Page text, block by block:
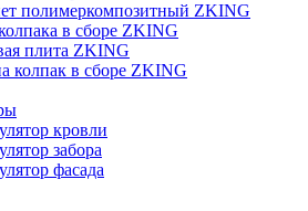
полимеркомпозитный ZKING
в сборе ZKING
плита ZKING
колпак в сборе ZKING
кровли
забора
фасада